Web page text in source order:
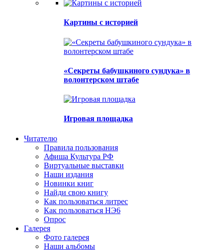
Картины с историей
«Секреты бабушкиного сундука» в
волонтерском штабе
Игровая площадка
Читателю
Правила пользования
Афиша Культура РФ
Виртуальные выставки
Наши издания
Новинки книг
Найди свою книгу
Как пользоваться литрес
Как пользоваться НЭ6
Опрос
Галерея
Фото галерея
Наши альбомы